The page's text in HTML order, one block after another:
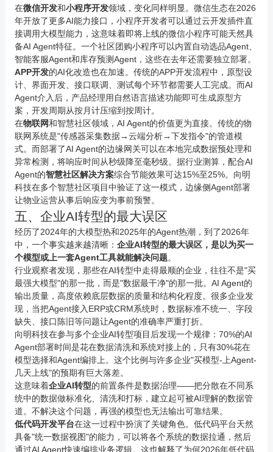
在微信开发和小程序开发领域，变化同样明显。微信生态在2026
年开放了更多AI能力接口，小程序开发者可以通过云开发插件直
接调用大模型能力，这意味着即将上线的微信小程序可能天然具
备AI Agent特征。一个社区团购小程序可以内置自动选品Agent、
智能客服Agent和库存预测Agent，这些在去年还需要独立部署。
APP开发的AI化改造也在加速。传统的APP开发流程中，原型设
计、界面开发、接口联调、测试每个环节都需要人工完成。而AI
Agent介入后，产品经理用自然语言描述功能即可生成原型方
案，开发周期从按月计压缩到按周计。
在物联网和智慧社区领域，AI Agent的价值更为直接。传统的物
联网系统是"传感器采集数据→云端分析→下发指令"的管道模
式。而部署了AI Agent的边缘网关可以在本地完成数据预处理和
异常检测，将响应时间从秒级降至毫秒级。据行业测算，配合AI
Agent的智慧社区解决方案综合节能效果可达15%至25%。 向明
科技在多个智慧社区项目中验证了这一模式，边缘侧Agent部署
让物业运营从事后响应变为事前预警。
五、企业AI转型的最大误区
经历了2024年的大模型热和2025年的Agent热潮，到了2026年
中，一个事实越来越清晰： 企业AI转型的最大误区，是以为买一
个模型或上一套Agent工具就能解决问题。
行业观察者发现，那些在AI转型中走得最顺的企业，往往不是"买
最强大模型"的那一批，而是"数据最干净"的那一批。AI Agent的
输出质量，高度依赖底层数据的质量和结构化程度。很多企业发
现，当把Agent接入ERP或CRM系统时，数据标准不统一、字段
缺失、接口陈旧等问题让Agent的准确率严重打折。
向明科技在参与多个企业AI转型项目后发现一个规律：70%的AI
Agent部署时间是花在数据清洗和系统对接上的，只有30%花在
模型选择和Agent编排上。这个比例与许多企业"买模型-上Agent-
几天上线"的预期有巨大落差。
这意味着企业AI转型的前置条件是数据治理——把分散在不同系
统中的数据做标准化、清洗和打标，建立起可被AI理解的数据管
道。不解决这个问题，再强的模型也无法输出可靠结果。
低代码开发平台在这一过程中扮演了关键角色。低代码平台天然
具备"统一数据视图"的能力，可以将各个系统的数据拉通，然后
通过AI Agent快速编排业务逻辑。这也解释了为何2026年低代码